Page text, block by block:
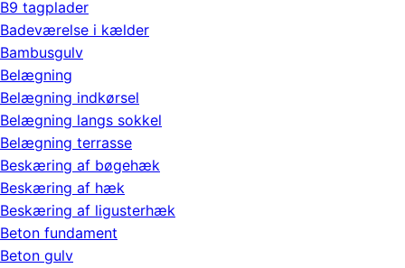
B9 tagplader
Badeværelse i kælder
Bambusgulv
Belægning
Belægning indkørsel
Belægning langs sokkel
Belægning terrasse
Beskæring af bøgehæk
Beskæring af hæk
Beskæring af ligusterhæk
Beton fundament
Beton gulv